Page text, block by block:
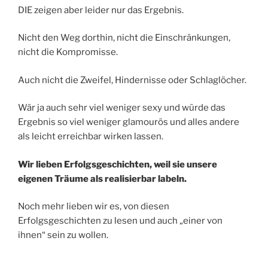
DIE zeigen aber leider nur das Ergebnis.
Nicht den Weg dorthin, nicht die Einschränkungen,
nicht die Kompromisse.
Auch nicht die Zweifel, Hindernisse oder Schlaglöcher.
Wär ja auch sehr viel weniger sexy und würde das
Ergebnis so viel weniger glamourös und alles andere
als leicht erreichbar wirken lassen.
Wir lieben Erfolgsgeschichten, weil sie unsere
eigenen Träume als realisierbar labeln.
Noch mehr lieben wir es, von diesen
Erfolgsgeschichten zu lesen und auch „einer von
ihnen“ sein zu wollen.